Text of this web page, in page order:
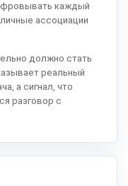
каждый
ассоциации
должно стать
реальный
а сигнал, что
разговор с